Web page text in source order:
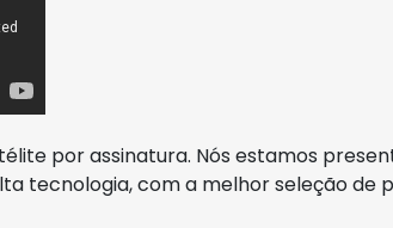
por assinatura. Nós estamos
tecnologia, com a melhor seleção de